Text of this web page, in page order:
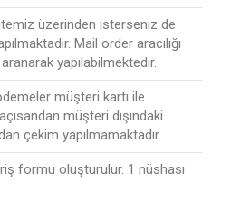
üzerinden isterseniz de
Mail order aracılığı
yapılabilmektedir.
müşteri kartı ile
müşteri dışındaki
çekim yapılmamaktadır.
formu oluşturulur. 1 nüshası